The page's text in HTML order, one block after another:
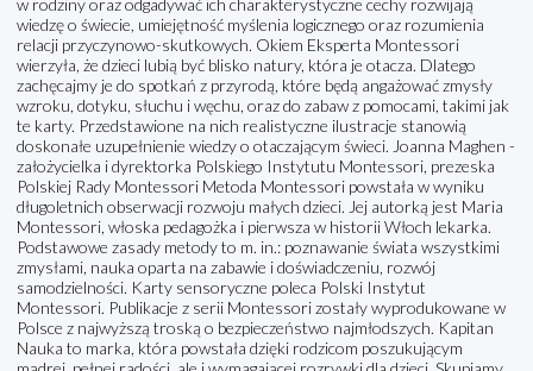
w rodziny oraz odgadywać ich charakterystyczne cechy rozwijają
wiedzę o świecie, umiejętność myślenia logicznego oraz rozumienia
relacji przyczynowo-skutkowych. Okiem Eksperta Montessori
wierzyła, że dzieci lubią być blisko natury, która je otacza. Dlatego
zachęcajmy je do spotkań z przyrodą, które będą angażować zmysły
wzroku, dotyku, słuchu i węchu, oraz do zabaw z pomocami, takimi jak
te karty. Przedstawione na nich realistyczne ilustracje stanowią
doskonałe uzupełnienie wiedzy o otaczającym świeci. Joanna Maghen -
założycielka i dyrektorka Polskiego Instytutu Montessori, prezeska
Polskiej Rady Montessori Metoda Montessori powstała w wyniku
długoletnich obserwacji rozwoju małych dzieci. Jej autorką jest Maria
Montessori, włoska pedagożka i pierwsza w historii Włoch lekarka.
Podstawowe zasady metody to m. in.: poznawanie świata wszystkimi
zmysłami, nauka oparta na zabawie i doświadczeniu, rozwój
samodzielności. Karty sensoryczne poleca Polski Instytut
Montessori. Publikacje z serii Montessori zostały wyprodukowane w
Polsce z najwyższą troską o bezpieczeństwo najmłodszych. Kapitan
Nauka to marka, która powstała dzięki rodzicom poszukującym